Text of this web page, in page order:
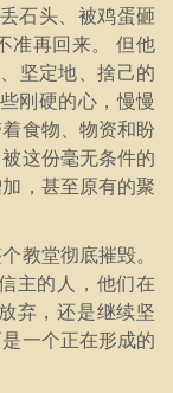
石头、被鸡蛋砸
准再回来。 但他
坚定地、捨己的
刚硬的心，慢慢
食物、物资和盼
这份毫无条件的
，甚至原有的聚
教堂彻底摧毁。
主的人，他们在
弃，还是继续坚
一个正在形成的